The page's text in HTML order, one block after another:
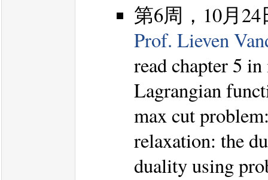
第6周，10月
Prof. Lieven
read chapter 5
Lagrangian
max cut
relaxation: the
duality using